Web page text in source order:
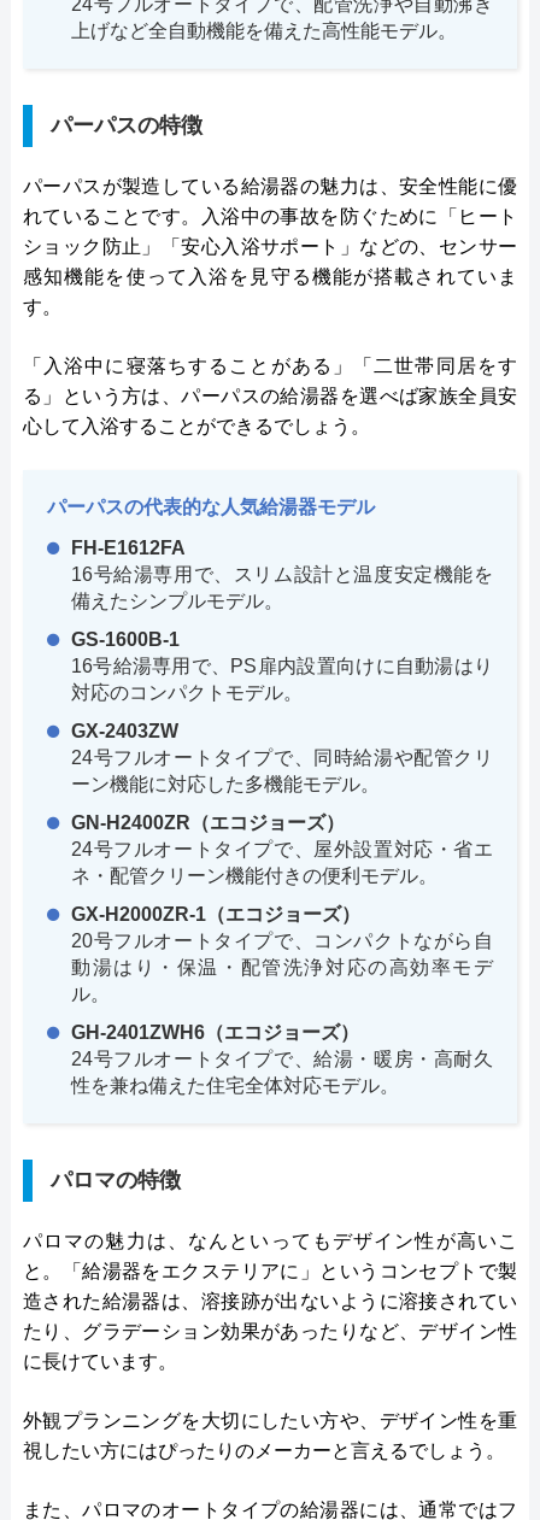
24号フルオートタイプで、配管洗浄や自動沸き
上げなど全自動機能を備えた高性能モデル。
パーパスの特徴
パーパスが製造している給湯器の魅力は、安全性能に優
れていることです。入浴中の事故を防ぐために「ヒート
ショック防止」「安心入浴サポート」などの、センサー
感知機能を使って入浴を見守る機能が搭載されていま
す。
「入浴中に寝落ちすることがある」「二世帯同居をす
る」という方は、パーパスの給湯器を選べば家族全員安
心して入浴することができるでしょう。
パーパスの代表的な人気給湯器モデル
FH-E1612FA
16号給湯専用で、スリム設計と温度安定機能を
備えたシンプルモデル。
GS-1600B-1
16号給湯専用で、PS扉内設置向けに自動湯はり
対応のコンパクトモデル。
GX-2403ZW
24号フルオートタイプで、同時給湯や配管クリ
ーン機能に対応した多機能モデル。
GN-H2400ZR（エコジョーズ）
24号フルオートタイプで、屋外設置対応・省エ
ネ・配管クリーン機能付きの便利モデル。
GX-H2000ZR-1（エコジョーズ）
20号フルオートタイプで、コンパクトながら自
動湯はり・保温・配管洗浄対応の高効率モデ
ル。
GH-2401ZWH6（エコジョーズ）
24号フルオートタイプで、給湯・暖房・高耐久
性を兼ね備えた住宅全体対応モデル。
パロマの特徴
パロマの魅力は、なんといってもデザイン性が高いこ
と。「給湯器をエクステリアに」というコンセプトで製
造された給湯器は、溶接跡が出ないように溶接されてい
たり、グラデーション効果があったりなど、デザイン性
に長けています。
外観プランニングを大切にしたい方や、デザイン性を重
視したい方にはぴったりのメーカーと言えるでしょう。
また、パロマのオートタイプの給湯器には、通常ではフ